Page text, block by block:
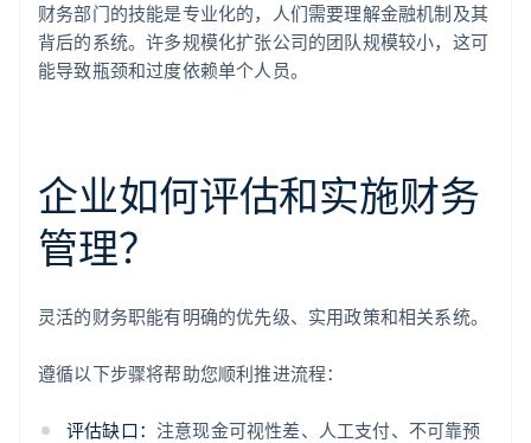
财务部门的技能是专业化的，人们需要理解金融机制及其
背后的系统。许多规模化扩张公司的团队规模较小，这可
能导致瓶颈和过度依赖单个人员。
企业如何评估和实施财务
管理？
灵活的财务职能有明确的优先级、实用政策和相关系统。
遵循以下步骤将帮助您顺利推进流程：
评估缺口： 注意现金可视性差、人工支付、不可靠预